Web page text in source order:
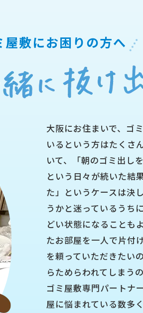
屋敷にお困りの方へ
大阪にお住まいで、ゴ
いるという方はたくさ
いて、「朝のゴミ出し
という日々が続いた結
た」というケースは決
うかと迷っているうち
どい状態になることも
たお部屋を一人で片付
を頼っていただきたい
らためらわれてしまう
ゴミ屋敷専門パートナ
屋に悩まれている数多